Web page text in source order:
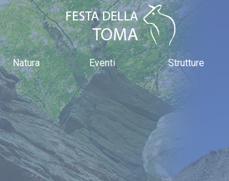
Natura Eventi Strutture